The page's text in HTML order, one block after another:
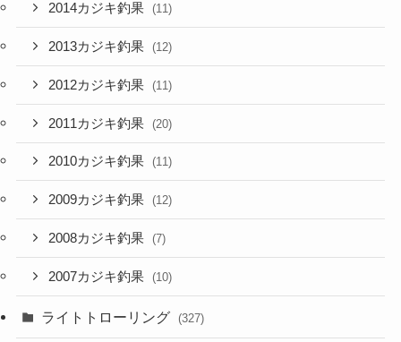
2014カジキ釣果 (11)
2013カジキ釣果 (12)
2012カジキ釣果 (11)
2011カジキ釣果 (20)
2010カジキ釣果 (11)
2009カジキ釣果 (12)
2008カジキ釣果 (7)
2007カジキ釣果 (10)
ライトトローリング (327)